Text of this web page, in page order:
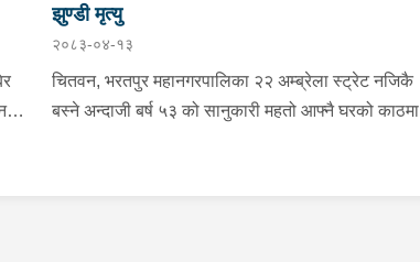
झुण्डी मृत्यु
२०८३-०४-१३
चितवन, भरतपुर महानगरपालिका २२ अम्ब्रेला स्ट्रेट नजिकै
बस्ने अन्दाजी बर्ष ५३ को सानुकारी महतो आफ्नै घरको काठमा